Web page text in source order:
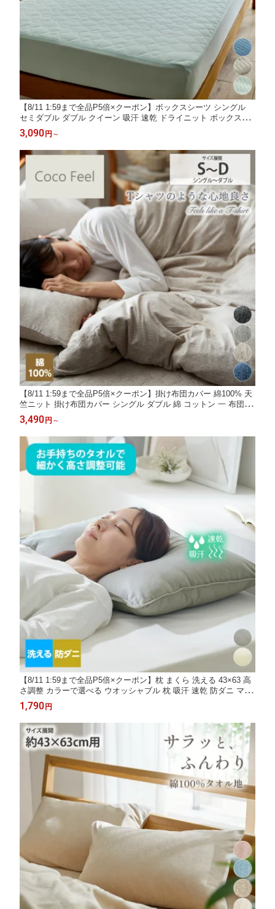
【8/11 1:59まで全品P5倍×クーポン】ボックスシーツ シングル
セミダブル ダブル クイーン 吸汗 速乾 ドライニット ボックスシ
ーツ一体型敷きパッド 涼感 敷パッド オールシーズン サラサラ素
材 ベッドシーツ シンプル 寝具 無地 梅雨 新生活 涼感 ニッセン ni
ssen
3,090 円 ～
【8/11 1:59まで全品P5倍×クーポン】掛け布団カバー 綿100% 天
竺ニット 掛け布団カバー シングル ダブル 綿 コットン 一 布団カ
バー ナチュラル 人暮らし 新生活 CocoFeel ココフィール おしゃ
れ シンプル 柔らか オールシーズン 寝具 ニッセン nissen
3,490 円 ～
【8/11 1:59まで全品P5倍×クーポン】枕 まくら 洗える 43×63 高
さ調整 カラーで選べる ウオッシャブル 枕 吸汗 速乾 防ダニ マイ
クロファイバー綿 来客用 おしゃれ 春 夏 秋 冬 涼 梅雨 nissen ニ
ッセン
1,790 円